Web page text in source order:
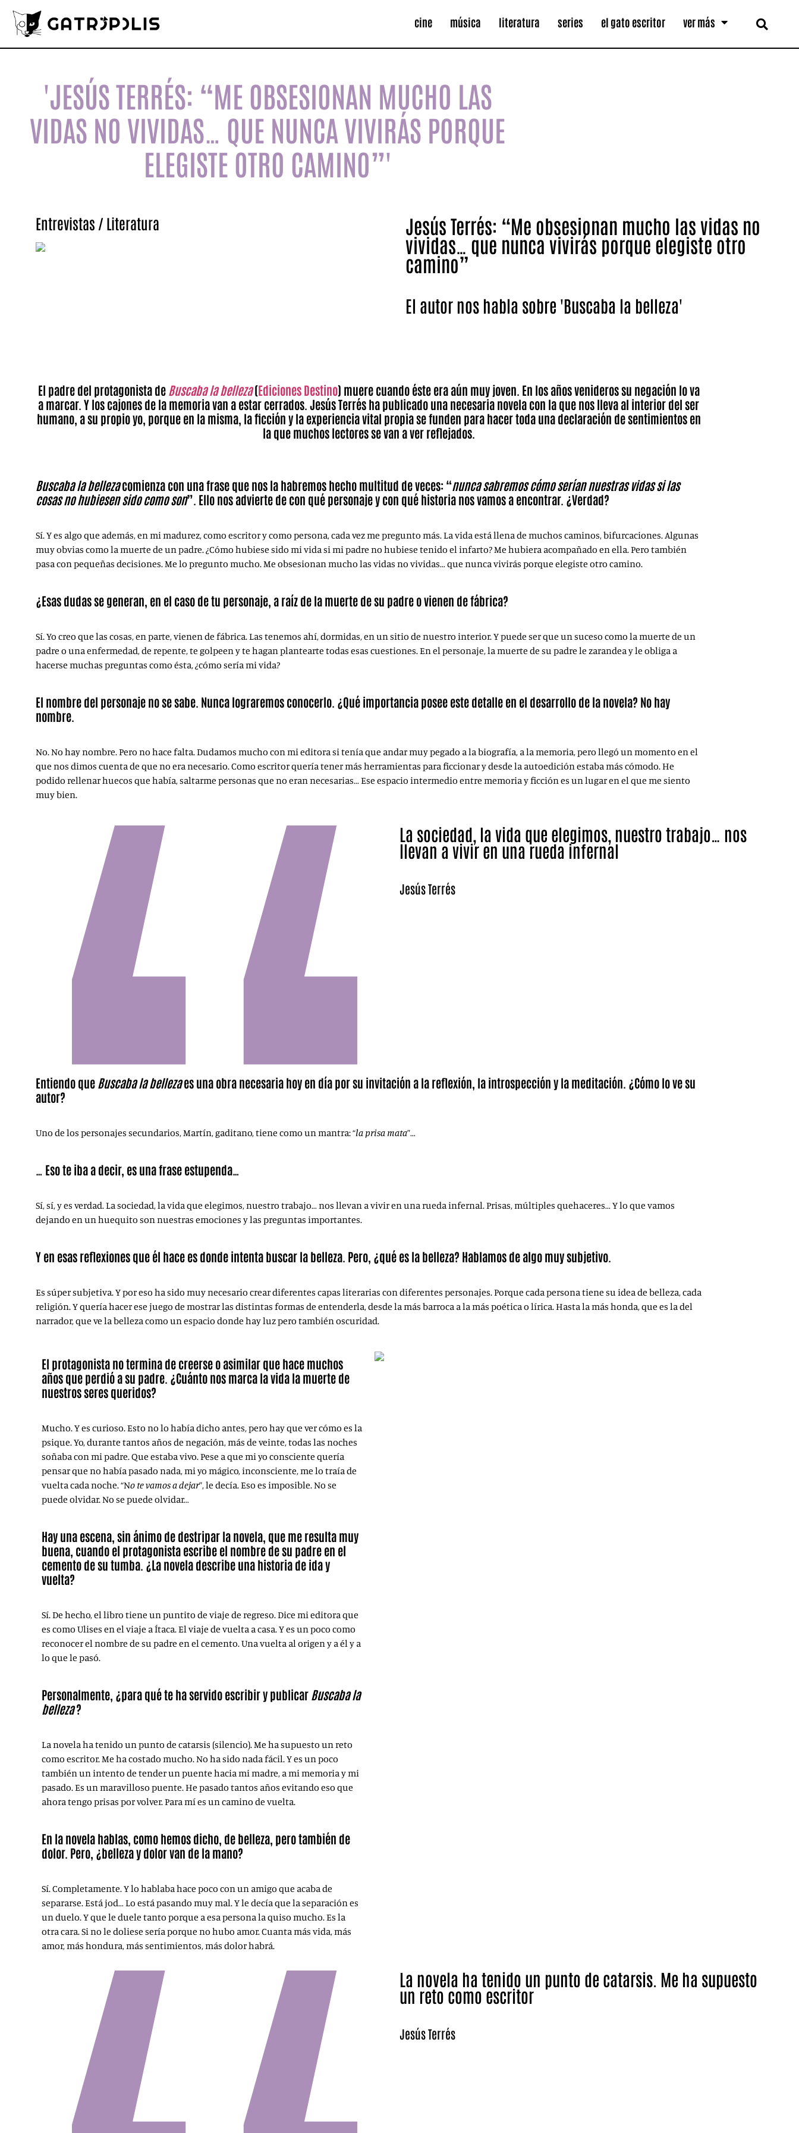
cine música literatura series el gato escritor ver más
'JESÚS TERRÉS: “ME OBSESIONAN MUCHO LAS
VIDAS NO VIVIDAS… QUE NUNCA VIVIRÁS PORQUE
ELEGISTE OTRO CAMINO”'
Entrevistas /Literatura Jesús Terrés: “Me obsesionan mucho las vidas no
vividas… que nunca vivirás porque elegiste otro
camino”
El autor nos habla sobre 'Buscaba la belleza'
El padre del protagonista de Buscaba la belleza(Ediciones Destino) muere cuando éste era aún muy joven. En los años venideros su negación lo va
a marcar. Y los cajones de la memoria van a estar cerrados. Jesús Terrés ha publicado una necesaria novela con la que nos lleva al interior del ser
humano, a su propio yo, porque en la misma, la ficción y la experiencia vital propia se funden para hacer toda una declaración de sentimientos en
la que muchos lectores se van a ver reflejados.
Buscaba la bellezacomienza con una frase que nos la habremos hecho multitud de veces: “nunca sabremos cómo serían nuestras vidas si las
cosas no hubiesen sido como son”. Ello nos advierte de con qué personaje y con qué historia nos vamos a encontrar. ¿Verdad?
Sí. Y es algo que además, en mi madurez, como escritor y como persona, cada vez me pregunto más. La vida está llena de muchos caminos, bifurcaciones. Algunas
muy obvias como la muerte de un padre. ¿Cómo hubiese sido mi vida si mi padre no hubiese tenido el infarto? Me hubiera acompañado en ella. Pero también
pasa con pequeñas decisiones. Me lo pregunto mucho. Me obsesionan mucho las vidas no vividas… que nunca vivirás porque elegiste otro camino.
¿Esas dudas se generan, en el caso de tu personaje, a raíz de la muerte de su padre o vienen de fábrica?
Sí. Yo creo que las cosas, en parte, vienen de fábrica. Las tenemos ahí, dormidas, en un sitio de nuestro interior. Y puede ser que un suceso como la muerte de un
padre o una enfermedad, de repente, te golpeen y te hagan plantearte todas esas cuestiones. En el personaje, la muerte de su padre le zarandea y le obliga a
hacerse muchas preguntas como ésta, ¿cómo sería mi vida?
El nombre del personaje no se sabe. Nunca lograremos conocerlo. ¿Qué importancia posee este detalle en el desarrollo de la novela? No hay
nombre.
No. No hay nombre. Pero no hace falta. Dudamos mucho con mi editora si tenía que andar muy pegado a la biografía, a la memoria, pero llegó un momento en el
que nos dimos cuenta de que no era necesario. Como escritor quería tener más herramientas para ficcionar y desde la autoedición estaba más cómodo. He
podido rellenar huecos que había, saltarme personas que no eran necesarias… Ese espacio intermedio entre memoria y ficción es un lugar en el que me siento
muy bien.
La sociedad, la vida que elegimos, nuestro trabajo… nos
llevan a vivir en una rueda infernal
Jesús Terrés
Entiendo que Buscaba la bellezaes una obra necesaria hoy en día por su invitación a la reflexión, la introspección y la meditación. ¿Cómo lo ve su
autor?
Uno de los personajes secundarios, Martín, gaditano, tiene como un mantra: “la prisa mata”…
… Eso te iba a decir, es una frase estupenda…
Sí, sí, y es verdad. La sociedad, la vida que elegimos, nuestro trabajo… nos llevan a vivir en una rueda infernal. Prisas, múltiples quehaceres… Y lo que vamos
dejando en un huequito son nuestras emociones y las preguntas importantes.
Y en esas reflexiones que él hace es donde intenta buscar la belleza. Pero, ¿qué es la belleza? Hablamos de algo muy subjetivo.
Es súper subjetiva. Y por eso ha sido muy necesario crear diferentes capas literarias con diferentes personajes. Porque cada persona tiene su idea de belleza, cada
religión. Y quería hacer ese juego de mostrar las distintas formas de entenderla, desde la más barroca a la más poética o lírica. Hasta la más honda, que es la del
narrador, que ve la belleza como un espacio donde hay luz pero también oscuridad.
El protagonista no termina de creerse o asimilar que hace muchos
años que perdió a su padre. ¿Cuánto nos marca la vida la muerte de
nuestros seres queridos?
Mucho. Y es curioso. Esto no lo había dicho antes, pero hay que ver cómo es la
psique. Yo, durante tantos años de negación, más de veinte, todas las noches
soñaba con mi padre. Que estaba vivo. Pese a que mi yo consciente quería
pensar que no había pasado nada, mi yo mágico, inconsciente, me lo traía de
vuelta cada noche. “No te vamos a dejar”, le decía. Eso es imposible. No se
puede olvidar. No se puede olvidar…
Hay una escena, sin ánimo de destripar la novela, que me resulta muy
buena, cuando el protagonista escribe el nombre de su padre en el
cemento de su tumba. ¿La novela describe una historia de ida y
vuelta?
Sí. De hecho, el libro tiene un puntito de viaje de regreso. Dice mi editora que
es como Ulises en el viaje a Ítaca. El viaje de vuelta a casa. Y es un poco como
reconocer el nombre de su padre en el cemento. Una vuelta al origen y a él y a
lo que le pasó.
Personalmente, ¿para qué te ha servido escribir y publicar Buscaba la
belleza?
La novela ha tenido un punto de catarsis (silencio). Me ha supuesto un reto
como escritor. Me ha costado mucho. No ha sido nada fácil. Y es un poco
también un intento de tender un puente hacia mi madre, a mi memoria y mi
pasado. Es un maravilloso puente. He pasado tantos años evitando eso que
ahora tengo prisas por volver. Para mí es un camino de vuelta.
En la novela hablas, como hemos dicho, de belleza, pero también de
dolor. Pero, ¿belleza y dolor van de la mano?
Sí. Completamente. Y lo hablaba hace poco con un amigo que acaba de
separarse. Está jod… Lo está pasando muy mal. Y le decía que la separación es
un duelo. Y que le duele tanto porque a esa persona la quiso mucho. Es la
otra cara. Si no le doliese sería porque no hubo amor. Cuanta más vida, más
amor, más hondura, más sentimientos, más dolor habrá.
La novela ha tenido un punto de catarsis. Me ha supuesto
un reto como escritor
Jesús Terrés